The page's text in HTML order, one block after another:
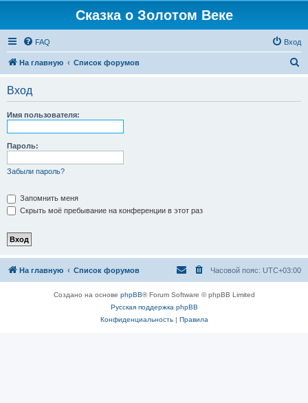
Сказка о Золотом Веке
FAQ Вход
На главную Список форумов
Вход
Имя пользователя:
Пароль:
Забыли пароль?
Запомнить меня
Скрыть моё пребывание на конференции в этот раз
На главную Список форумов Часовой пояс: UTC+03:00
Создано на основе phpBB® Forum Software © phpBB Limited
Русская поддержка phpBB
Конфиденциальность| Правила